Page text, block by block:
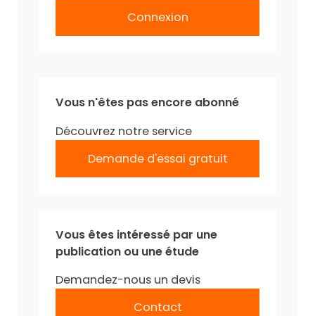
Connexion
Vous n'êtes pas encore abonné
Découvrez notre service
Demande d'essai gratuit
Vous êtes intéressé par une
publication ou une étude
Demandez-nous un devis
Contact